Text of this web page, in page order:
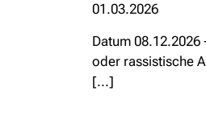
01.03.2026
Datum
oder rassistische
[...]